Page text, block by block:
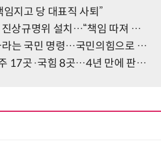
지고 당 대표직 사퇴”
위 설치…“책임 따져 결과 밝히겠다”
국민 명령…국민의힘으로 돌아갈 것”
·국힘 8곳…4년 만에 판세 정반대로